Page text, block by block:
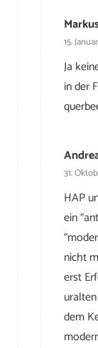
15.
Ja
in der
31.
HAP
ein
nicht
erst
dem